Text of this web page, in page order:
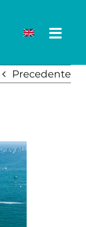
Precedente